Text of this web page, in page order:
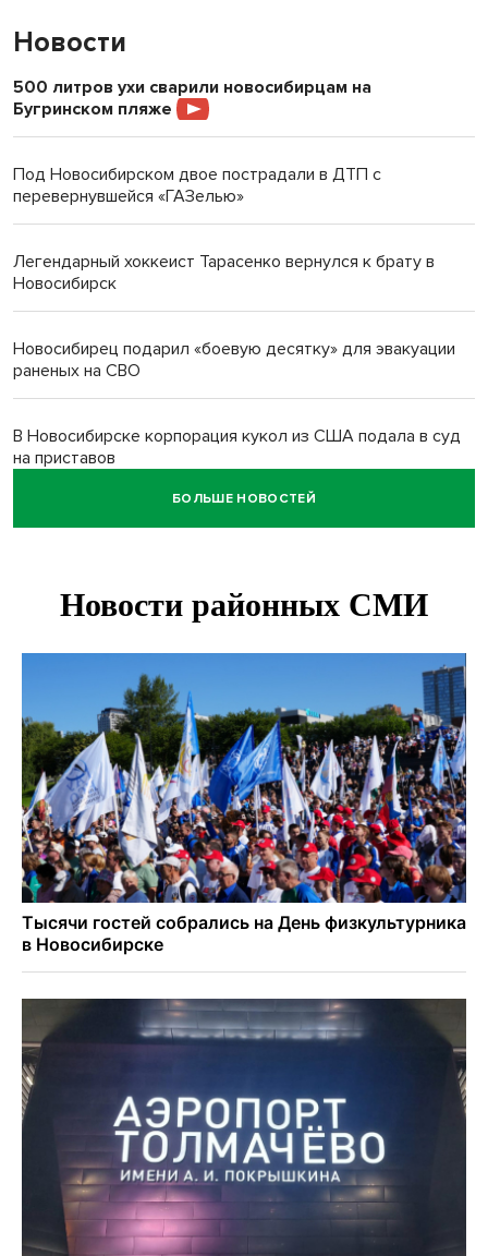
Новости
500 литров ухи сварили новосибирцам на
Бугринском пляже
Под Новосибирском двое пострадали в ДТП с
перевернувшейся «ГАЗелью»
Легендарный хоккеист Тарасенко вернулся к брату в
Новосибирск
Новосибирец подарил «боевую десятку» для эвакуации
раненых на СВО
В Новосибирске корпорация кукол из США подала в суд
на приставов
БОЛЬШЕ НОВОСТЕЙ